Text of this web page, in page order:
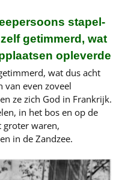
stapel-
getimmerd, wat
opleverde
wat dus acht
van even zoveel
ze zich God in Frankrijk.
in het bos en op de
groter waren,
in de Zandzee.